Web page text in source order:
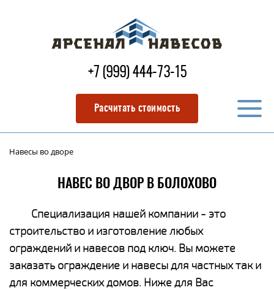
+7 (999) 444-73-15
Расчитать стоимость
Навесы во дворе
НАВЕС ВО ДВОР В БОЛОХОВО
Специализация нашей компании - это
строительство и изготовление любых
ограждений и навесов под ключ. Вы можете
заказать ограждение и навесы для частных так и
для коммерческих домов. Ниже для Вас